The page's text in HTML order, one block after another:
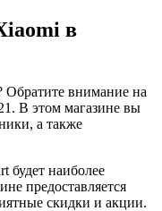
в
внимание на
В этом магазине вы
а также
будет наиболее
предоставляется
скидки и акции.